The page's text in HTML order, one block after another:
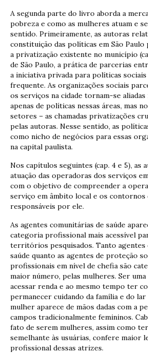
A segunda parte do livro aborda a
pobreza e como as mulheres atuam e
sentido. Primeiramente, as autoras
constituição das políticas em São Paulo
a privatização existente no município
de São Paulo, a prática de parcerias
a iniciativa privada para políticas sociais
frequente. As organizações sociais
os serviços na cidade tornam-se aliadas
apenas de políticas nessas áreas, mas
setores – as chamadas privatizações
pelas autoras. Nesse sentido, as
como nicho de negócios para essas
na capital paulista.
Nos capítulos seguintes (cap. 4 e 5), as
atuação das operadoras dos serviços
com o objetivo de compreender a
serviço em âmbito local e os contornos
responsáveis por ele.
As agentes comunitárias de saúde
categoria profissional mais acessível
territórios pesquisados. Tanto agentes
saúde quanto as agentes de proteção
profissionais em nível de chefia são
maior número, pelas mulheres. Ser
acessar renda e ao mesmo tempo ter
permanecer cuidando da família e do lar
mulher aparece de mãos dadas com a
campos tradicionalmente femininos.
fato de serem mulheres, assim como
semelhante às usuárias, confere maior
profissional dessas atrizes.